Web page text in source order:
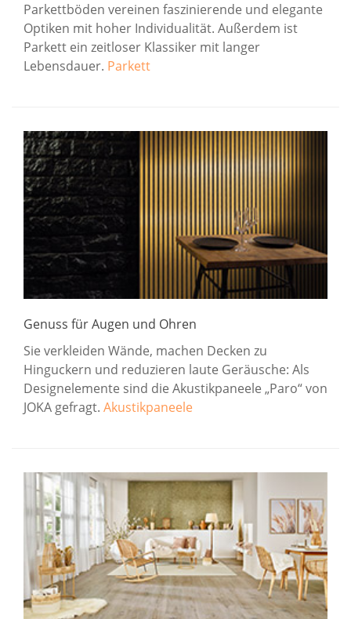
Parkettböden vereinen faszinierende und elegante
Optiken mit hoher Individualität. Außerdem ist
Parkett ein zeitloser Klassiker mit langer
Lebensdauer. Parkett
Genuss für Augen und Ohren
Sie verkleiden Wände, machen Decken zu
Hinguckern und reduzieren laute Geräusche: Als
Designelemente sind die Akustikpaneele „Paro“ von
JOKA gefragt. Akustikpaneele